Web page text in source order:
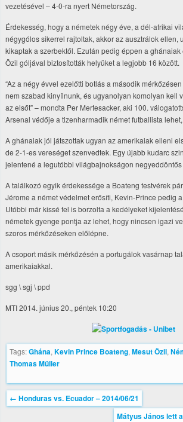
vezetésével – 4-0-ra nyert Németország.
Érdekesség, hogy a németek négy éve, a dél-afrikai
négygólos sikerrel rajtoltak, akkor az ausztrálok ellen,
kikaptak a szerbektől. Ezután pedig éppen a
Özil góljával biztosították helyüket a legjobb 16 között.
“Az a négy évvel ezelőtti botlás a második
nem szabad kinyílnunk, és ugyanolyan komolyan kell
az elsőt” – mondta Per Mertesacker, aki 100.
Arsenal védője a tizenharmadik német futballista
A ghánaiak jól játszottak ugyan az amerikaiak elleni
de 2-1-es vereséget szenvedtek. Egy újabb kudarc
jelentené a legutóbbi világbajnokságon
A találkozó egyik érdekessége a Boateng testvérek
Jérome a német védelmet erősíti, Kevin-Prince pedig
Utóbbi már kissé fel is borzolta a kedélyeket
németek gyenge pontja az lehet, hogy nincsen igazi
szoros mérkőzéseken előlépne.
A csoport másik mérkőzésén a portugálok vasárnap
amerikaiakkal.
sgg \ sgj \ ppd
MTI 2014. június 20., péntek 10:20
Tags:Ghána, Kevin Prince Boateng, Mesut Özil,
Thomas Müller
← Honduras vs. Ecuador – 2014/06/21
Mátyus János lett